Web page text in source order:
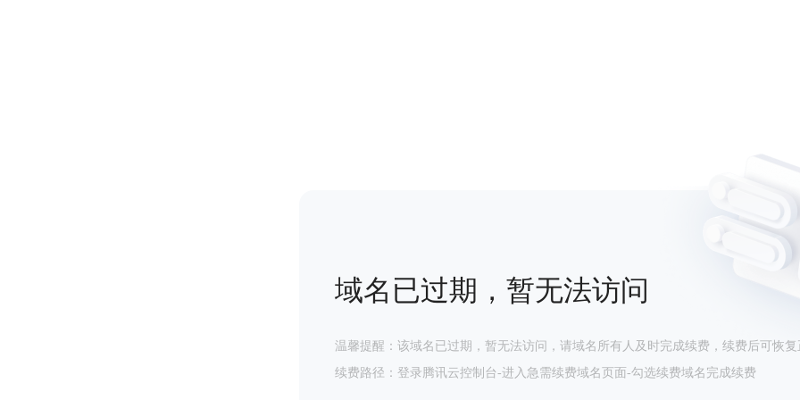
域名已过期，暂无法访问
温馨提醒：该域名已过期，暂无法访问，请域名所有人及时完成续费，续费后可恢复
续费路径：登录腾讯云控制台-进入急需续费域名页面-勾选续费域名完成续费